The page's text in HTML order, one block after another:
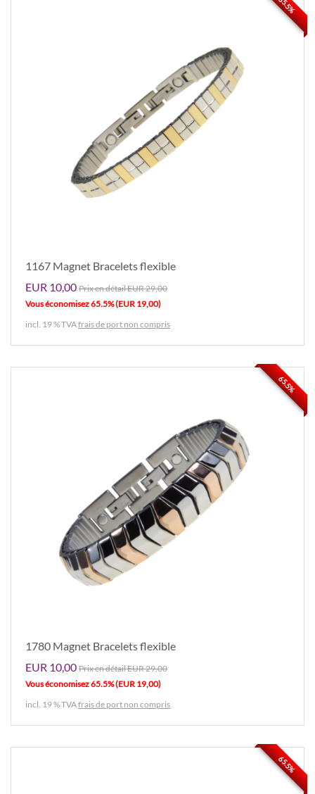
1167 Magnet Bracelets flexible
EUR 10,00 Prix ​​en détail EUR 29,00
Vous économisez 65.5% (EUR 19,00)
incl. 19 % TVAfrais de port non compris
65.5%
1780 Magnet Bracelets flexible
EUR 10,00 Prix ​​en détail EUR 29,00
Vous économisez 65.5% (EUR 19,00)
incl. 19 % TVAfrais de port non compris
65.5%
65.5%